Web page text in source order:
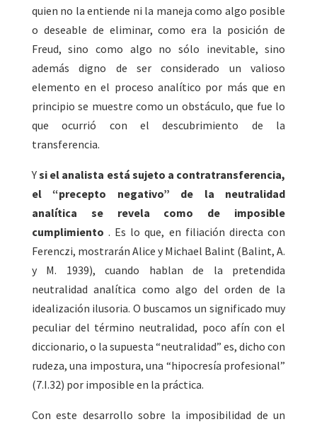
quien no la entiende ni la maneja como algo posible
o deseable de eliminar, como era la posición de
Freud, sino como algo no sólo inevitable, sino
además digno de ser considerado un valioso
elemento en el proceso analítico por más que en
principio se muestre como un obstáculo, que fue lo
que ocurrió con el descubrimiento de la
transferencia.
Ysi el analista está sujeto a contratransferencia,
el “precepto negativo” de la neutralidad
analítica se revela como de imposible
cumplimiento . Es lo que, en filiación directa con
Ferenczi, mostrarán Alice y Michael Balint (Balint, A.
y M. 1939), cuando hablan de la pretendida
neutralidad analítica como algo del orden de la
idealización ilusoria. O buscamos un significado muy
peculiar del término neutralidad, poco afín con el
diccionario, o la supuesta “neutralidad” es, dicho con
rudeza, una impostura, una “hipocresía profesional”
(7.I.32) por imposible en la práctica.
Con este desarrollo sobre la imposibilidad de un